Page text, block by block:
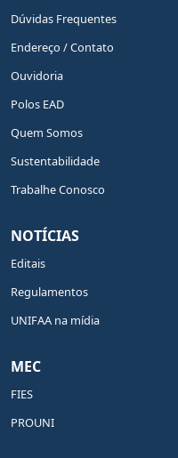
Dúvidas Frequentes
Endereço / Contato
Ouvidoria
Polos EAD
Quem Somos
Sustentabilidade
Trabalhe Conosco
NOTÍCIAS
Editais
Regulamentos
UNIFAA na mídia
MEC
FIES
PROUNI